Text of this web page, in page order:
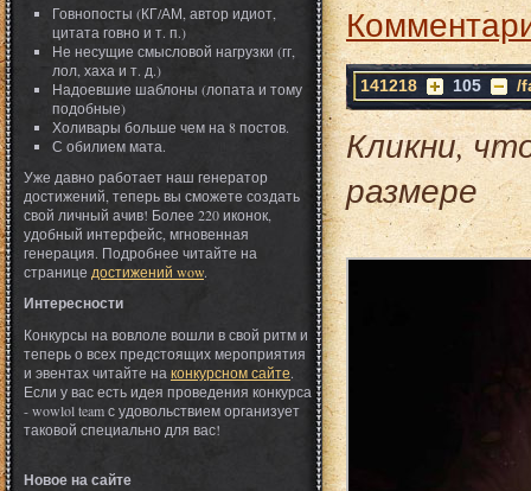
Говнопосты (КГ/АМ, автор идиот,
цитата говно и т. п.)
Не несущие смысловой нагрузки (гг,
лол, хаха и т. д.)
Надоевшие шаблоны (лопата и тому
подобные)
Холивары больше чем на 8 постов.
С обилием мата.
Уже давно работает наш генератор
достижений, теперь вы сможете создать
свой личный ачив! Более 220 иконок,
удобный интерфейс, мгновенная
генерация. Подробнее читайте на
странице достижений wow.
Интересности
Конкурсы на вовлоле вошли в свой ритм и
теперь о всех предстоящих мероприятия
и эвентах читайте на конкурсном сайте.
Если у вас есть идея проведения конкурса
- wowlol team с удовольствием организует
таковой специально для вас!
Новое на сайте
141218 105 /
Кликни,
размере